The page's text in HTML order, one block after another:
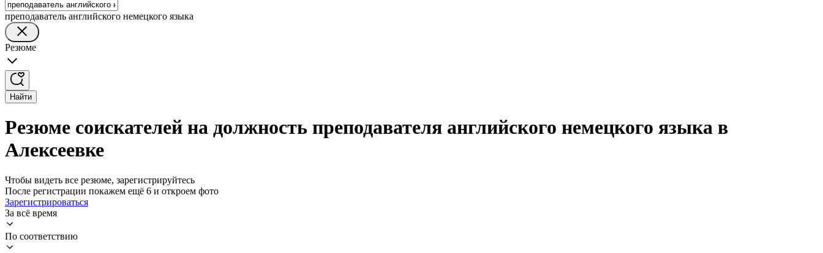
преподаватель английского немецкого языка
Резюме
Найти
Резюме соискателей на должность преподавателя английского немецкого языка в
Алексеевке
Чтобы видеть все резюме, зарегистрируйтесь
После регистрации покажем ещё 6 и откроем фото
Зарегистрироваться
За всё время
По соответствию